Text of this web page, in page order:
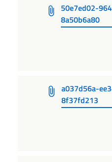
50e7ed02-
8a50b6a80
a037d56a-
8f37fd213